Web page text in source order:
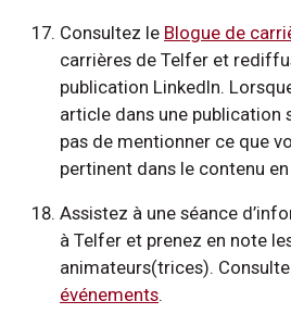
Consultez le Blogue de
carrières de Telfer et
publication LinkedIn.
article dans une publication
pas de mentionner ce que
pertinent dans le contenu
Assistez à une séance
à Telfer et prenez en note
animateurs(trices).
événements.